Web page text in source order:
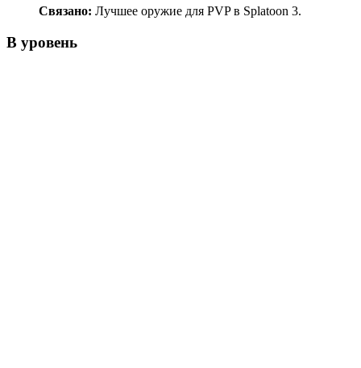
Связано: Лучшее оружие для PVP в Splatoon 3.
B уровень